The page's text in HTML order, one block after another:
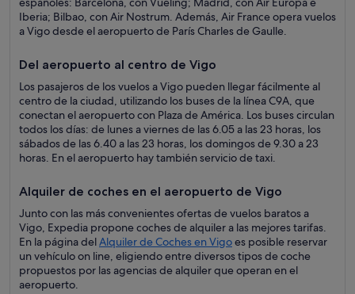
Iberia; Bilbao, con Air Nostrum. Además, Air France opera vuelos
a Vigo desde el aeropuerto de París Charles de Gaulle.
Del aeropuerto al centro de Vigo
Los pasajeros de los vuelos a Vigo pueden llegar fácilmente al
centro de la ciudad, utilizando los buses de la línea C9A, que
conectan el aeropuerto con Plaza de América. Los buses circulan
todos los días: de lunes a viernes de las 6.05 a las 23 horas, los
sábados de las 6.40 a las 23 horas, los domingos de 9.30 a 23
horas. En el aeropuerto hay también servicio de taxi.
Alquiler de coches en el aeropuerto de Vigo
Junto con las más convenientes ofertas de vuelos baratos a
Vigo, Expedia propone coches de alquiler a las mejores tarifas.
En la página delAlquiler de Coches en Vigoes posible reservar
un vehículo on line, eligiendo entre diversos tipos de coche
propuestos por las agencias de alquiler que operan en el
aeropuerto.